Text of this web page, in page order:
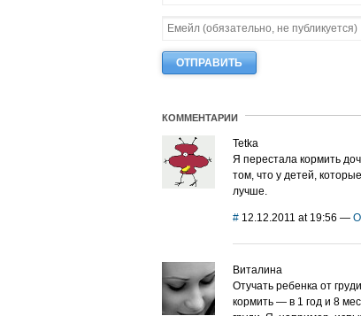
КОММЕНТАРИИ
Tetka
Я перестала кормить
том, что у детей,
лучше.
# 12.12.2011 at 19:56 —
Виталина
Отучать ребенка от
кормить — в 1 год и 8